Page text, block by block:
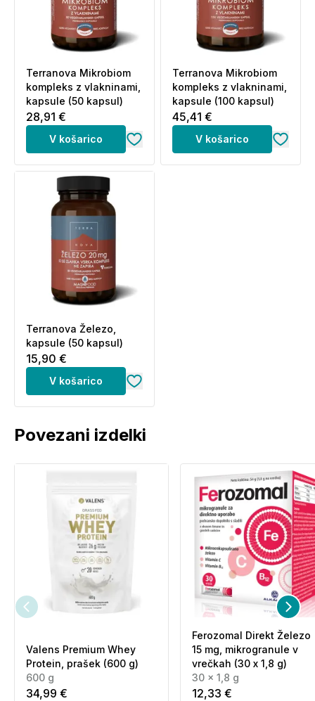
Terranova Mikrobiom
kompleks z vlakninami,
kapsule (50 kapsul)
28,91 €
V košarico
Terranova Mikrobiom
kompleks z vlakninami,
kapsule (100 kapsul)
45,41 €
V košarico
Terranova Železo,
kapsule (50 kapsul)
15,90 €
V košarico
Povezani izdelki
Valens Premium Whey
Protein, prašek (600 g)
600 g
34,99 €
Ferozomal Direkt Železo
15 mg, mikrogranule v
vrečkah (30 x 1,8 g)
30 x 1,8 g
12,33 €